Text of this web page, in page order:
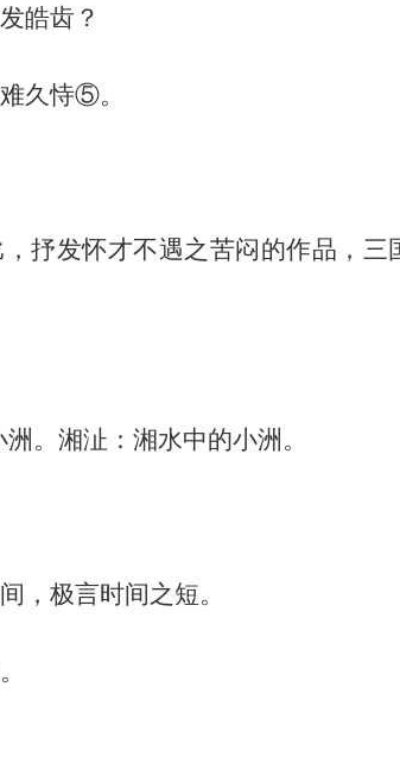
皓齿？
久恃⑤。
抒发怀才不遇之苦闷的作品，三
。湘沚：湘水中的小洲。
，极言时间之短。